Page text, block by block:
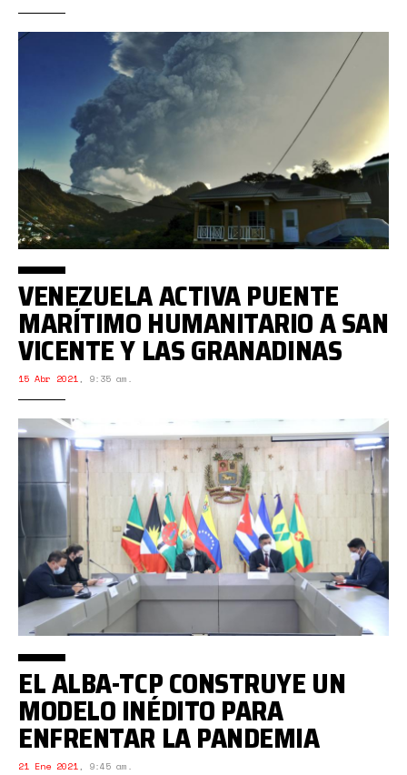
VENEZUELA ACTIVA PUENTE
MARÍTIMO HUMANITARIO A SAN
VICENTE Y LAS GRANADINAS
15 Abr 2021, 9:35 am.
EL ALBA-TCP CONSTRUYE UN
MODELO INÉDITO PARA
ENFRENTAR LA PANDEMIA
21 Ene 2021, 9:45 am.